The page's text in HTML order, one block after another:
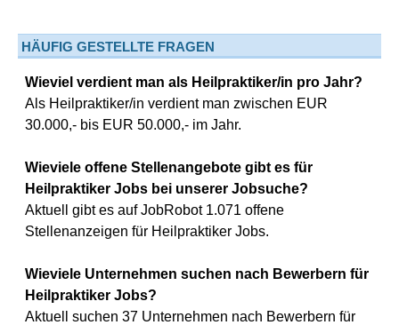
HÄUFIG GESTELLTE FRAGEN
Wieviel verdient man als Heilpraktiker/in pro Jahr?
Als Heilpraktiker/in verdient man zwischen EUR
30.000,- bis EUR 50.000,- im Jahr.
Wieviele offene Stellenangebote gibt es für
Heilpraktiker Jobs bei unserer Jobsuche?
Aktuell gibt es auf JobRobot 1.071 offene
Stellenanzeigen für Heilpraktiker Jobs.
Wieviele Unternehmen suchen nach Bewerbern für
Heilpraktiker Jobs?
Aktuell suchen 37 Unternehmen nach Bewerbern für